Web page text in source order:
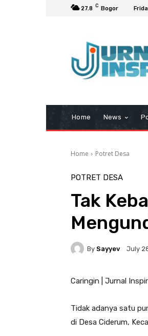
27.8 C Bogor
Home News
Home Potret Desa
POTRET DESA
Tak
By Sayyev July
Caringin | Jurnal
Tidak adanya satu
di Desa Ciderum,